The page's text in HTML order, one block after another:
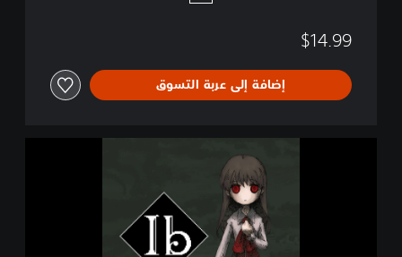
$14.99
إضافة إلى عربة التسوق